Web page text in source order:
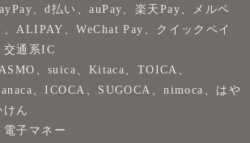
、d払い、auPay、楽天Pay、メルペ
、ALIPAY、WeChat Pay、クイックペイ
通系IC
、suica、Kitaca、TOICA、
、ICOCA、SUGOCA、nimoca、はや
けん
子マネー